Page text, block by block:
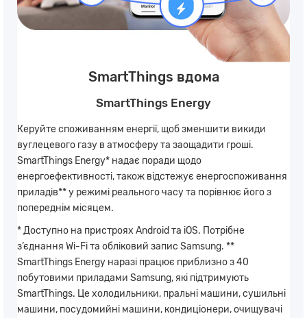
SmartThings вдома
SmartThings Energy
Керуйте споживанням енергії, щоб зменшити викиди
вуглецевого газу в атмосферу та заощадити гроші.
SmartThings Energy* надає поради щодо
енергоефективності, також відстежує енергоспоживання
приладів** у режимі реального часу та порівнює його з
попереднім місяцем.
* Доступно на пристроях Android та iOS. Потрібне
з’єднання Wi-Fi та обліковий запис Samsung. **
SmartThings Energy наразі працює приблизно з 40
побутовими приладами Samsung, які підтримують
SmartThings. Це холодильники, пральні машини, сушильні
машини, посудомийні машини, кондиціонери, очищувачі